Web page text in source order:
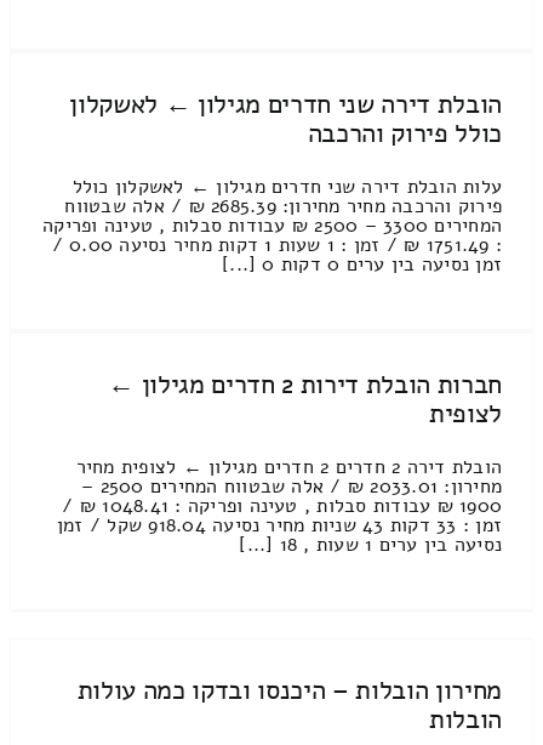
הובלת דירה שני חדרים מגילון ← לאשקלון
כולל פירוק והרכבה
עלות הובלת דירה שני חדרים מגילון ← לאשקלון כולל
פירוק והרכבה מחיר מחירון: 2685.39 ₪ / אלה שבטווח
המחירים 3300 – 2500 ₪ עבודות סבלות , טעינה ופריקה
: 1751.49 ₪ / זמן : 1 שעות 1 דקות מחיר נסיעה 0.00 /
זמן נסיעה בין ערים 0 דקות 0 [...]
חברות הובלת דירות 2 חדרים מגילון ←
לצופית
הובלת דירה 2 חדרים 2 חדרים מגילון ← לצופית מחיר
מחירון: 2033.01 ₪ / אלה שבטווח המחירים 2500 –
1900 ₪ עבודות סבלות , טעינה ופריקה : 1048.41 ₪ /
זמן : 33 דקות 43 שניות מחיר נסיעה 918.04 שקל / זמן
נסיעה בין ערים 1 שעות , 18 [...]
מחירון הובלות – היכנסו ובדקו כמה עולות
הובלות